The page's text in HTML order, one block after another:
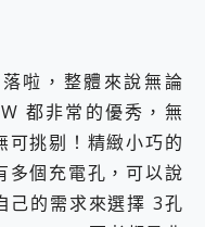
啦，整體來說無論
都非常的優秀，無
可挑剔！精緻小巧的
多個充電孔，可以說
己的需求來選擇 3孔